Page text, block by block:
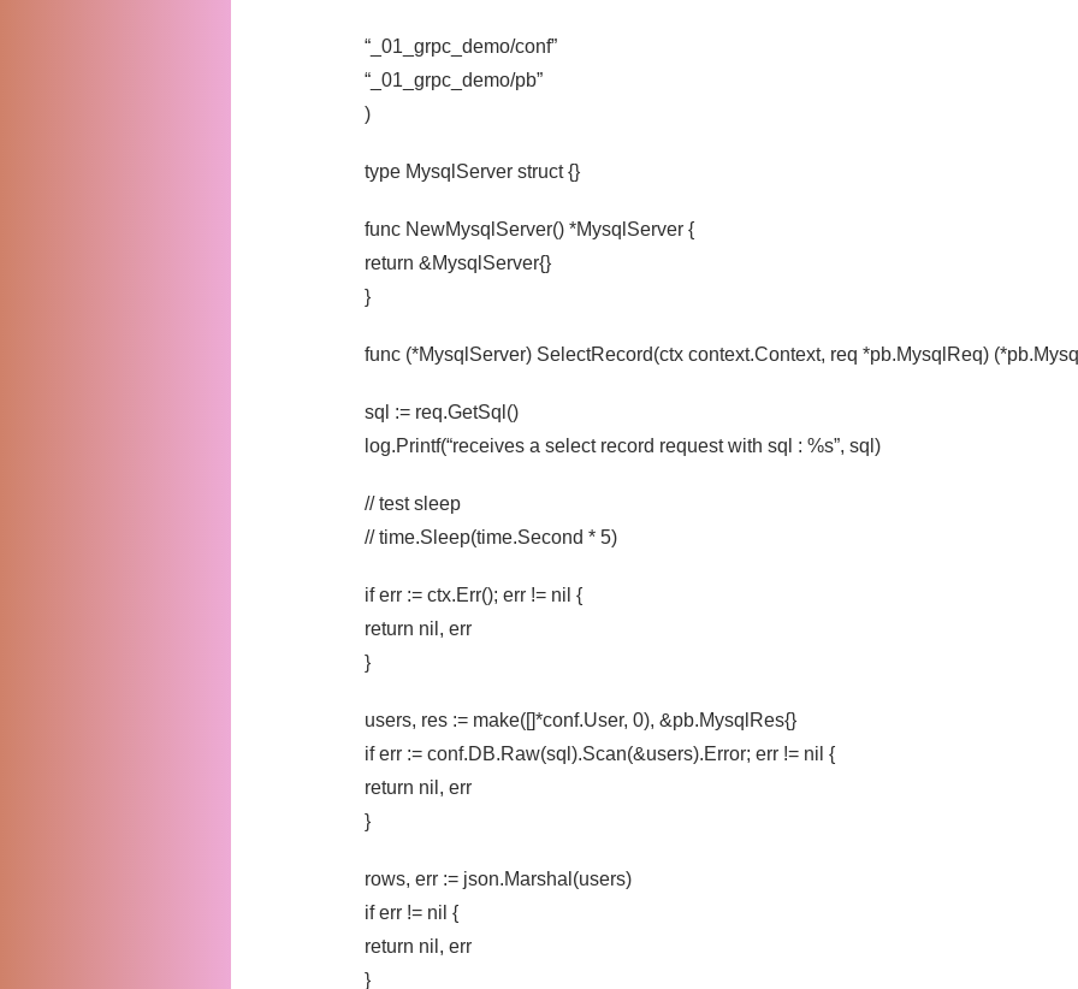
“_01_grpc_demo/conf”
“_01_grpc_demo/pb”
)
type MysqlServer struct {}
func NewMysqlServer() *MysqlServer {
return &MysqlServer{}
}
func (*MysqlServer) SelectRecord(ctx context.Context, req *pb.MysqlReq)
sql := req.GetSql()
log.Printf(“receives a select record request with sql : %s”, sql)
// test sleep
// time.Sleep(time.Second * 5)
if err := ctx.Err(); err != nil {
return nil, err
}
users, res := make([]*conf.User, 0), &pb.MysqlRes{}
if err := conf.DB.Raw(sql).Scan(&users).Error; err != nil {
return nil, err
}
rows, err := json.Marshal(users)
if err != nil {
return nil, err
}